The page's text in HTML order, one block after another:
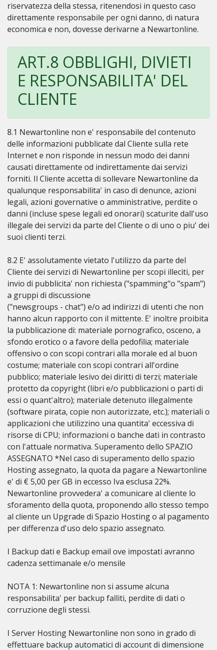
riservatezza della stessa, ritenendosi in questo caso
direttamente responsabile per ogni danno, di natura
economica e non, dovesse derivarne a Newartonline.
ART.8 OBBLIGHI, DIVIETI
E RESPONSABILITA' DEL
CLIENTE
8.1 Newartonline non e' responsabile del contenuto
delle informazioni pubblicate dal Cliente sulla rete
Internet e non risponde in nessun modo dei danni
causati direttamente od indirettamente dai servizi
forniti. Il Cliente accetta di sollevare Newartonline da
qualunque responsabilita' in caso di denunce, azioni
legali, azioni governative o amministrative, perdite o
danni (incluse spese legali ed onorari) scaturite dall'uso
illegale dei servizi da parte del Cliente o di uno o piu' dei
suoi clienti terzi.
8.2 E' assolutamente vietato l'utilizzo da parte del
Cliente dei servizi di Newartonline per scopi illeciti, per
invio di pubblicita' non richiesta ("spamming"o "spam")
a gruppi di discussione
("newsgroups - chat") e/o ad indirizzi di utenti che non
hanno alcun rapporto con il mittente. E' inoltre proibita
la pubblicazione di: materiale pornografico, osceno, a
sfondo erotico o a favore della pedofilia; materiale
offensivo o con scopi contrari alla morale ed al buon
costume; materiale con scopi contrari all'ordine
pubblico; materiale lesivo dei diritti di terzi; materiale
protetto da copyright (libri e/o pubblicazioni o parti di
essi o quant'altro); materiale detenuto illegalmente
(software pirata, copie non autorizzate, etc.); materiali o
applicazioni che utilizzino una quantita' eccessiva di
risorse di CPU; informazioni o banche dati in contrasto
con l'attuale normativa. Superamento dello SPAZIO
ASSEGNATO *Nel caso di superamento dello spazio
Hosting assegnato, la quota da pagare a Newartonline
e' di € 5,00 per GB in eccesso Iva esclusa 22%.
Newartonline provvedera' a comunicare al cliente lo
sforamento della quota, proponendo allo stesso tempo
al cliente un Upgrade di Spazio Hosting o al pagamento
per differenza d'uso delo spazio assegnato.
I Backup dati e Backup email ove impostati avranno
cadenza settimanale e/o mensile
NOTA 1: Newartonline non si assume alcuna
responsabilita' per backup falliti, perdite di dati o
corruzione degli stessi.
I Server Hosting Newartonline non sono in grado di
effettuare backup automatici di account di dimensione